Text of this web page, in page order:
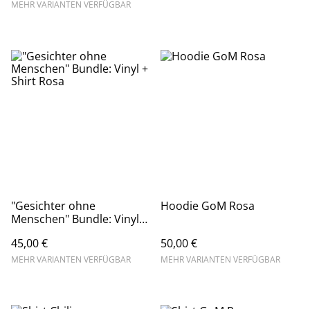
MEHR VARIANTEN VERFÜGBAR
"Gesichter ohne
Menschen" Bundle: Vinyl +
45,00 €
MEHR VARIANTEN VERFÜGBAR
Hoodie GoM Rosa
50,00 €
MEHR VARIANTEN VERFÜGBAR